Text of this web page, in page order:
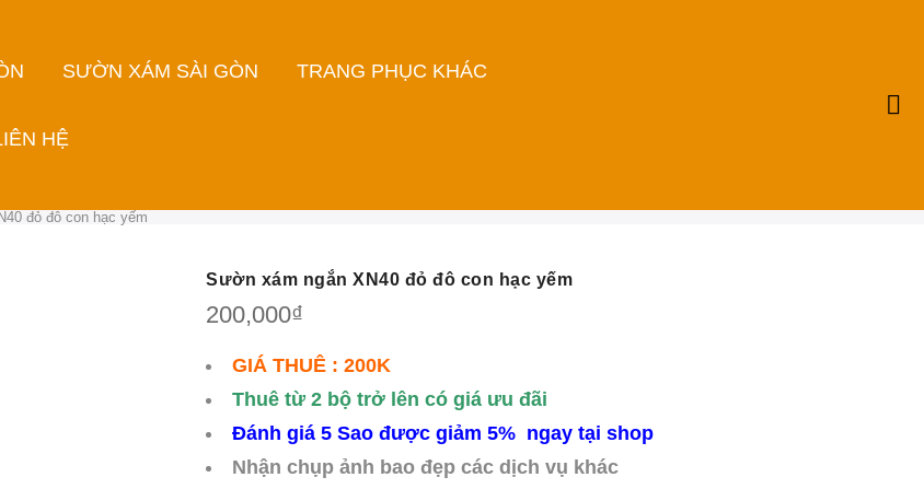
SƯỜN XÁM SÀI GÒN TRANG PHỤC KHÁC
HỆ
đỏ đô con hạc yếm
Sườn xám ngắn XN40 đỏ đô con hạc yếm
200,000₫
GIÁ THUÊ : 200K
Thuê từ 2 bộ trở lên có giá ưu đãi
Đánh giá 5 Sao được giảm 5% ngay tại shop
Nhận chụp ảnh bao đẹp các dịch vụ khác